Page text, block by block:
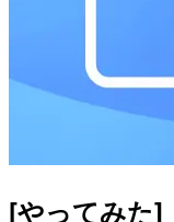
[やってみた]